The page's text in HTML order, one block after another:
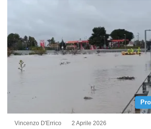
Vincenzo D'Errico 2 Aprile 2026